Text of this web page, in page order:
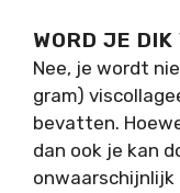
WORD JE
Nee, je wordt
gram)
bevatten.
dan ook je kan